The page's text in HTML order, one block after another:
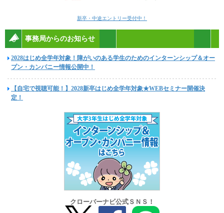
新卒・中途エントリー受付中！
事務局からのお知らせ
2028はじめ全学年対象！障がいのある学生のためのインターンシップ＆オー
プン・カンパニー情報公開中！
【自宅で視聴可能！】2028新卒はじめ全学年対象★WEBセミナー開催決
定！
クローバーナビ公式ＳＮＳ！